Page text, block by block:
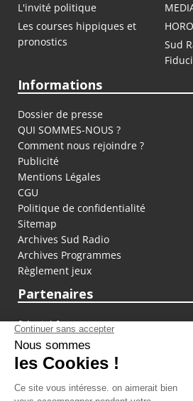
L'invité politique
Les courses hippiques et
pronostics
Sud
Informations
Dossier de presse
QUI SOMMES-NOUS ?
Comment nous rejoindre ?
Publicité
Mentions Légales
CGU
Politique de confidentialité
Sitemap
Archives Sud Radio
Archives Programmes
Règlement jeux
Partenaires
fiducial.fr
lyoncapitale.fr
olympique-et-lyonnais.com
L'application Iphone /